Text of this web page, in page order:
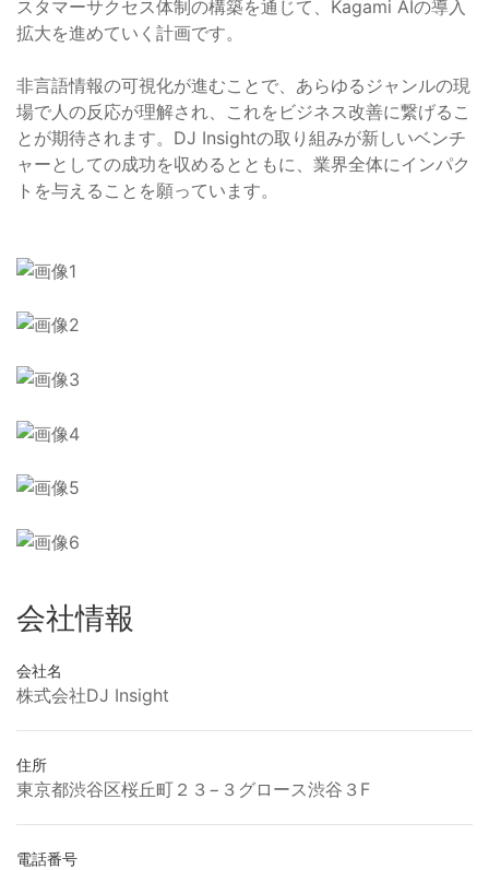
スタマーサクセス体制の構築を通じて、Kagami AIの導入
拡大を進めていく計画です。
非言語情報の可視化が進むことで、あらゆるジャンルの現
場で人の反応が理解され、これをビジネス改善に繋げるこ
とが期待されます。DJ Insightの取り組みが新しいベンチ
ャーとしての成功を収めるとともに、業界全体にインパク
トを与えることを願っています。
会社情報
会社名
株式会社DJ Insight
住所
東京都渋谷区桜丘町２３−３グロース渋谷３F
電話番号